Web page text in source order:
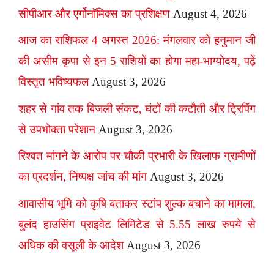
सीपीआर और एर्गोनॉमिक्स का प्रशिक्षण August 4, 2026
आज का राशिफल 4 अगस्त 2026: मंगलवार को हनुमान जी
की असीम कृपा से इन 5 राशियों का होगा महा-भाग्योदय, पढ़ें
विस्तृत भविष्यफल August 3, 2026
शहर से गांव तक बिजली संकट, घंटों की कटौती और ट्रिपिंग
से उपभोक्ता परेशान August 3, 2026
रिश्वत मांगने के आरोप पर चौकी प्रभारी के खिलाफ ग्रामीणों
का प्रदर्शन, निष्पक्ष जांच की मांग August 3, 2026
आवासीय भूमि को कृषि बताकर स्टांप शुल्क बचाने का मामला,
बुलंद हाउसिंग प्राइवेट लिमिटेड से 5.55 लाख रुपये से
अधिक की वसूली के आदेश August 3, 2026